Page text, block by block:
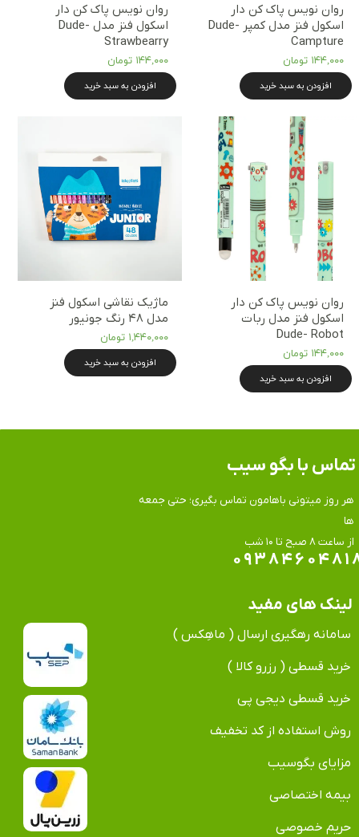
★★
روان نویس پاک کن دار
اسکول فنز مدل کمپر Dude-
Campture
۱۴۴,۰۰۰ تومان
افزودن به سبد خرید
روان نویس پاک کن دار
اسکول فنز مدل Dude-
Strawbearry
۱۴۴,۰۰۰ تومان
افزودن به سبد خرید
روان نویس پاک کن دار
اسکول فنز مدل ربات
Dude- Robot
۱۴۴,۰۰۰ تومان
افزودن به سبد خرید
ماژیک نقاشی اسکول فنز
مدل ۴۸ رنگ جونیور
۱,۴۴۰,۰۰۰ تومان
افزودن به سبد خرید
هر روز میتونی باهامون تماس بگیری؛ حتی جمعه
ها
​​​​​​​از ساعت ۸ صبح تا ۱۰ شب
تماس​​​​​​​ با بگو سیب
لینک های مفید
سامانه رهگیری ارسال ( ماهِکس )
خرید قسطی ( رزرو کالا )
خرید قسطی دیجی پی
روش استفاده از کد تخفیف
مزایای بگوسیب
بیمه اختصاصی
حریم خصوصی